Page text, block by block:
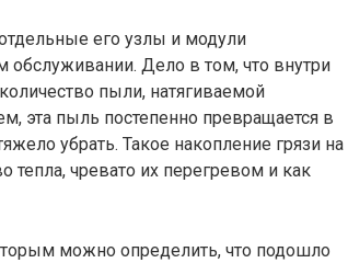
его узлы и модули
обслуживании. Дело в том, что внутри
пыли, натягиваемой
эта пыль постепенно превращается в
убрать. Такое накопление грязи на
чревато их перегревом и как
можно определить, что подошло